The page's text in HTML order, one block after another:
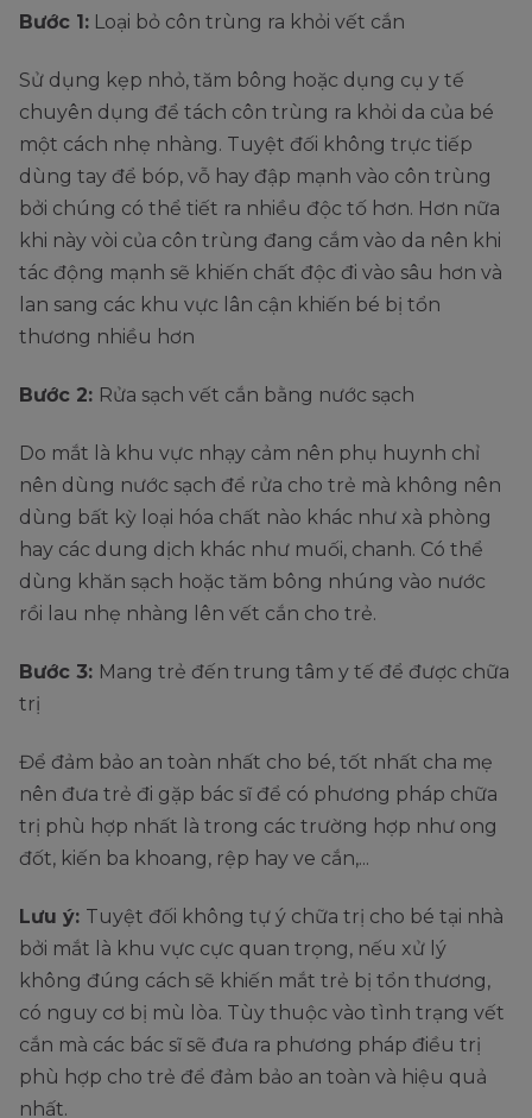
Bước 1: Loại bỏ côn trùng ra khỏi vết cắn
Sử dụng kẹp nhỏ, tăm bông hoặc dụng cụ y tế
chuyên dụng để tách côn trùng ra khỏi da của bé
một cách nhẹ nhàng. Tuyệt đối không trực tiếp
dùng tay để bóp, vỗ hay đập mạnh vào côn trùng
bởi chúng có thể tiết ra nhiều độc tố hơn. Hơn nữa
khi này vòi của côn trùng đang cắm vào da nên khi
tác động mạnh sẽ khiến chất độc đi vào sâu hơn và
lan sang các khu vực lân cận khiến bé bị tổn
thương nhiều hơn
Bước 2: Rửa sạch vết cắn bằng nước sạch
Do mắt là khu vực nhạy cảm nên phụ huynh chỉ
nên dùng nước sạch để rửa cho trẻ mà không nên
dùng bất kỳ loại hóa chất nào khác như xà phòng
hay các dung dịch khác như muối, chanh. Có thể
dùng khăn sạch hoặc tăm bông nhúng vào nước
rồi lau nhẹ nhàng lên vết cắn cho trẻ.
Bước 3: Mang trẻ đến trung tâm y tế để được chữa
trị
Để đảm bảo an toàn nhất cho bé, tốt nhất cha mẹ
nên đưa trẻ đi gặp bác sĩ để có phương pháp chữa
trị phù hợp nhất là trong các trường hợp như ong
đốt, kiến ba khoang, rệp hay ve cắn,...
Lưu ý: Tuyệt đối không tự ý chữa trị cho bé tại nhà
bởi mắt là khu vực cực quan trọng, nếu xử lý
không đúng cách sẽ khiến mắt trẻ bị tổn thương,
có nguy cơ bị mù lòa. Tùy thuộc vào tình trạng vết
cắn mà các bác sĩ sẽ đưa ra phương pháp điều trị
phù hợp cho trẻ để đảm bảo an toàn và hiệu quả
nhất.